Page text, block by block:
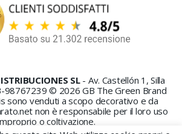
SL- Av. Castellón 1, Silla
98767239 © 2026 GB The Green Brand
sono venduti a scopo decorativo e da
non è responsabile per il loro uso
o coltivazione.